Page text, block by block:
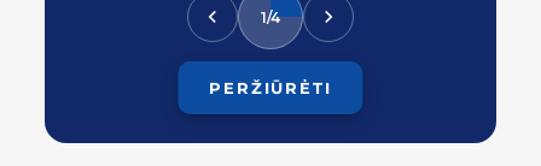
1/4
PERŽIŪRĖTI